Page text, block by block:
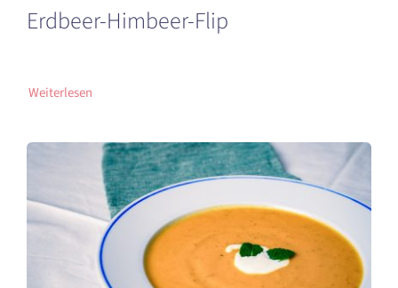
Erdbeer-Himbeer-Flip
Weiterlesen